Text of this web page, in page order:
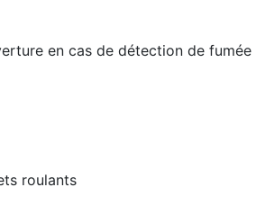
en cas de détection de fumée
roulants